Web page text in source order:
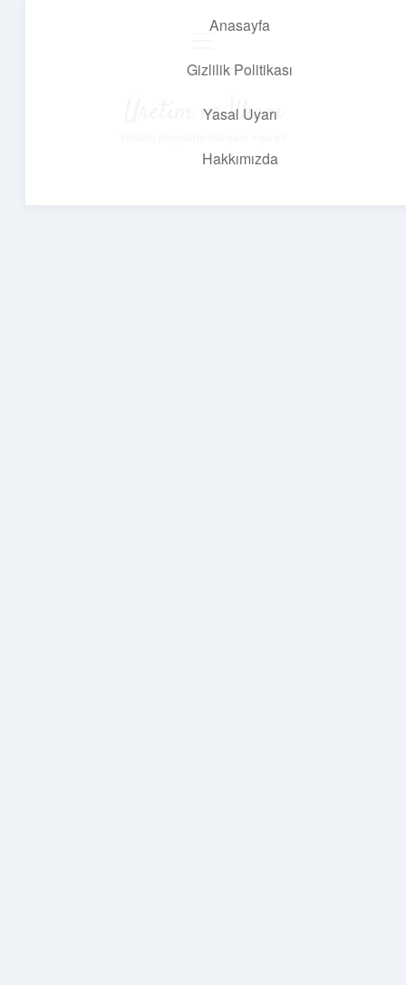
Anasayfa
Gizlilik Politikası
Yasal Uyarı
Hakkımızda
Üretim ve İlham